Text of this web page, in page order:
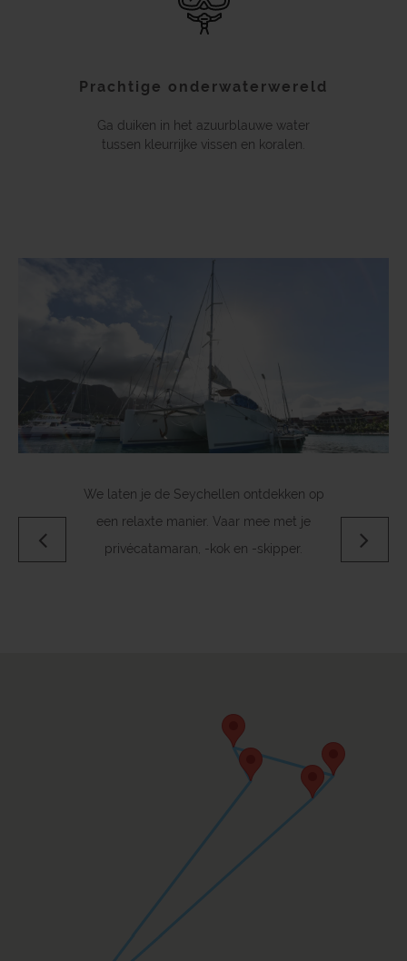
Prachtige onderwaterwereld
Ga duiken in het azuurblauwe water
tussen kleurrijke vissen en koralen.
Previous
We laten je de Seychellen ontdekken op
een relaxte manier. Vaar mee met je
privécatamaran, -kok en -skipper.
De mooiste stranden ter wereld zijn hier te
vinden!
Je vindt er niet alleen zon, zee en strand,
maar ook een toffe couleur locale.
Next